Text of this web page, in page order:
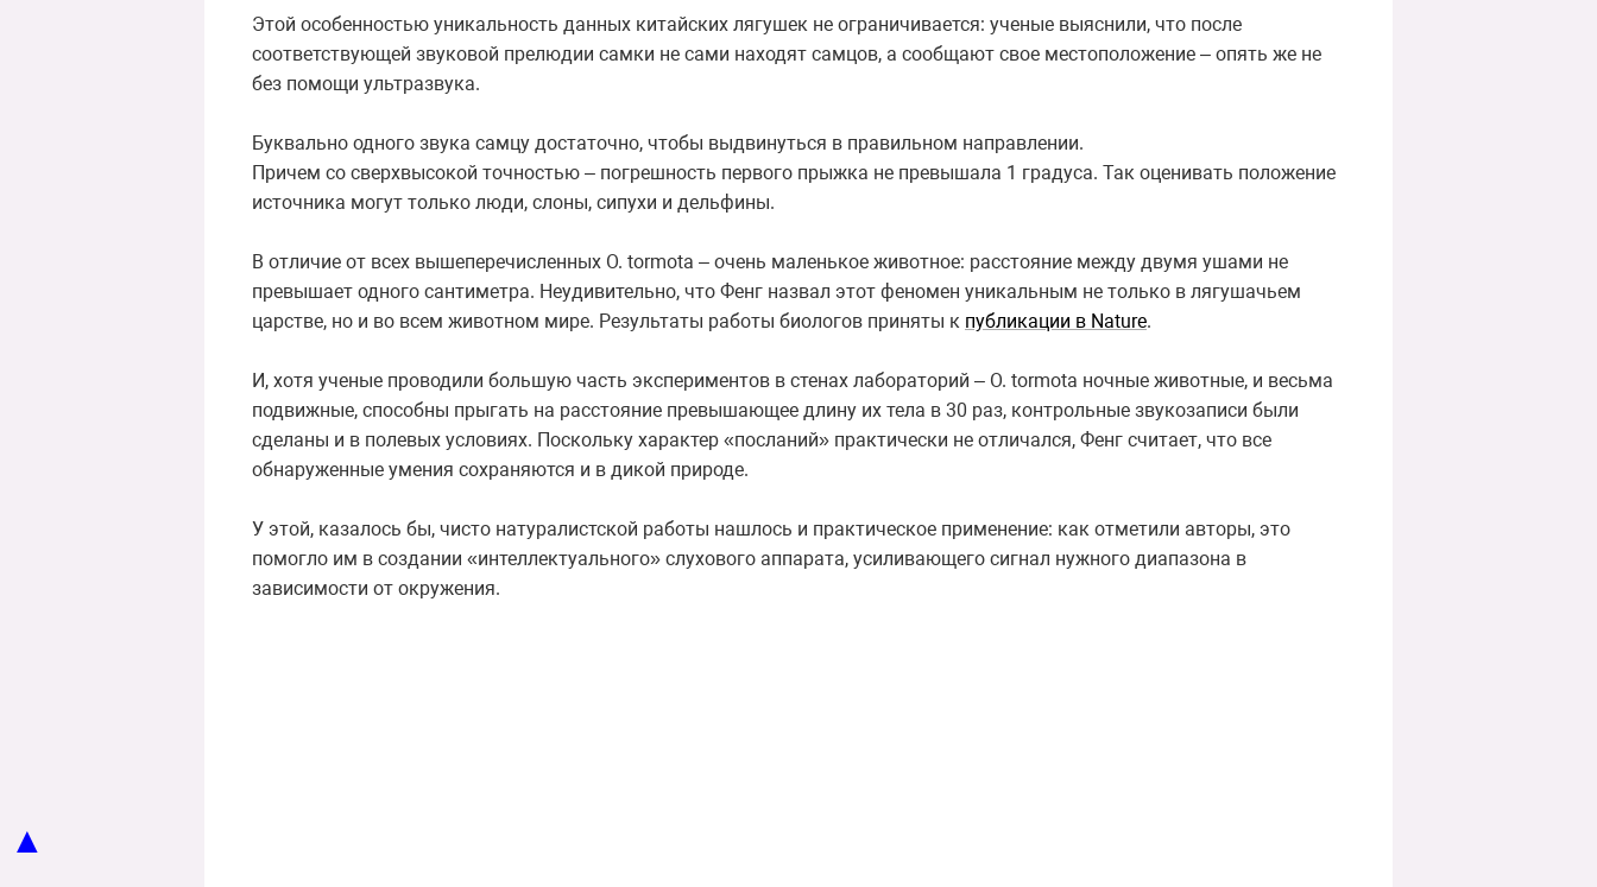
Этой особенностью уникальность данных китайских лягушек не ограничивается: ученые выяснили, что после
соответствующей звуковой прелюдии самки не сами находят самцов, а сообщают свое местоположение – опять же не
без помощи ультразвука.
Буквально одного звука самцу достаточно, чтобы выдвинуться в правильном направлении.
Причем со сверхвысокой точностью – погрешность первого прыжка не превышала 1 градуса. Так оценивать положение
источника могут только люди, слоны, сипухи и дельфины.
В отличие от всех вышеперечисленных O. tormota – очень маленькое животное: расстояние между двумя ушами не
превышает одного сантиметра. Неудивительно, что Фенг назвал этот феномен уникальным не только в лягушачьем
царстве, но и во всем животном мире. Результаты работы биологов приняты к публикации в Nature.
И, хотя ученые проводили большую часть экспериментов в стенах лабораторий – O. tormota ночные животные, и весьма
подвижные, способны прыгать на расстояние превышающее длину их тела в 30 раз, контрольные звукозаписи были
сделаны и в полевых условиях. Поскольку характер «посланий» практически не отличался, Фенг считает, что все
обнаруженные умения сохраняются и в дикой природе.
У этой, казалось бы, чисто натуралистской работы нашлось и практическое применение: как отметили авторы, это
помогло им в создании «интеллектуального» слухового аппарата, усиливающего сигнал нужного диапазона в
зависимости от окружения.
▲